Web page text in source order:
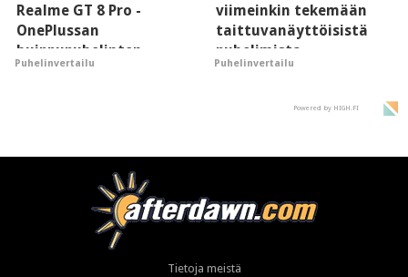
Realme GT 8 Pro -
OnePlussan
huippupuhelinten
"perillinen"
Puhelinvertailu
viimeinkin tekemään
taittuvanäyttöisistä
puhelimista
supersuosittuja
Puhelinvertailu
Powered by HIGH.FI
Tietoja meistä